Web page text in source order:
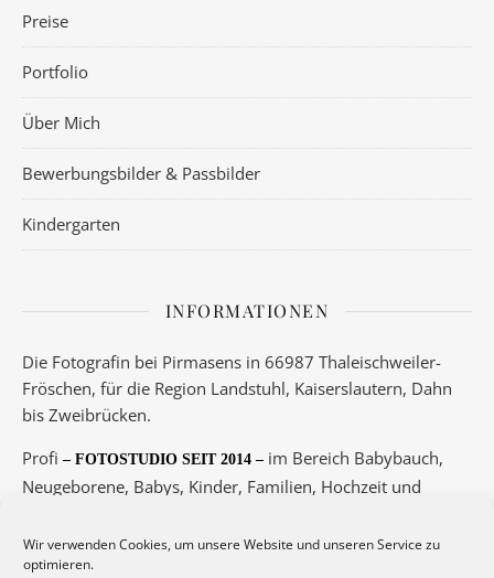
Wir verwenden Cookies, um unsere Website und unseren Service zu
optimieren.
Preise
Portfolio
Über Mich
Bewerbungsbilder & Passbilder
Kindergarten
INFORMATIONEN
Die Fotografin bei Pirmasens in 66987 Thaleischweiler-
Fröschen, für die Region Landstuhl, Kaiserslautern, Dahn
bis Zweibrücken.
Profi – FOTOSTUDIO SEIT 2014 – im Bereich Babybauch,
Neugeborene, Babys, Kinder, Familien, Hochzeit und
Telefon 06334/5789 oder 0175/3417145